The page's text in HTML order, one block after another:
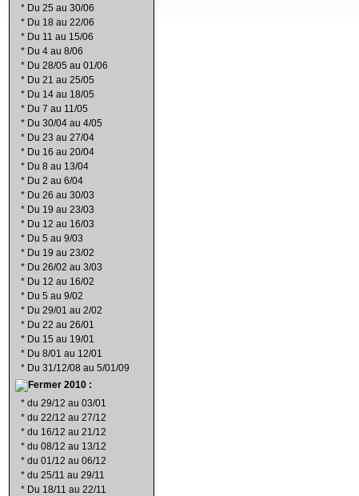
* Du 25 au 30/06
* Du 18 au 22/06
* Du 11 au 15/06
* Du 4 au 8/06
* Du 28/05 au 01/06
* Du 21 au 25/05
* Du 14 au 18/05
* Du 7 au 11/05
* Du 30/04 au 4/05
* Du 23 au 27/04
* Du 16 au 20/04
* Du 8 au 13/04
* Du 2 au 6/04
* Du 26 au 30/03
* Du 19 au 23/03
* Du 12 au 16/03
* Du 5 au 9/03
* Du 19 au 23/02
* Du 26/02 au 3/03
* Du 12 au 16/02
* Du 5 au 9/02
* Du 29/01 au 2/02
* Du 22 au 26/01
* Du 15 au 19/01
* Du 8/01 au 12/01
* Du 31/12/08 au 5/01/09
2010 :
* du 29/12 au 03/01
* du 22/12 au 27/12
* du 16/12 au 21/12
* du 08/12 au 13/12
* du 01/12 au 06/12
* du 25/11 au 29/11
* Du 18/11 au 22/11